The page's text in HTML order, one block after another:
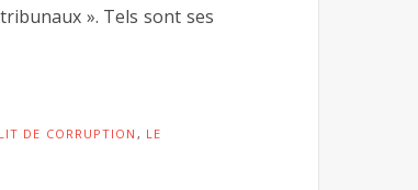
». Tels sont ses
DE CORRUPTION, LE